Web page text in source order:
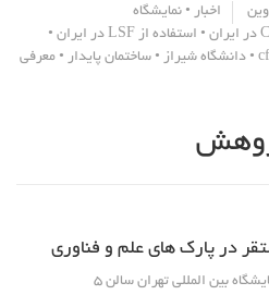
اخبار • نمایشگاه
• استفاده از LSF در ایران
•
• دانشگاه شیراز • ساختمان پایدار • معرفی
در پارک های علم و فناوری
سالن 5